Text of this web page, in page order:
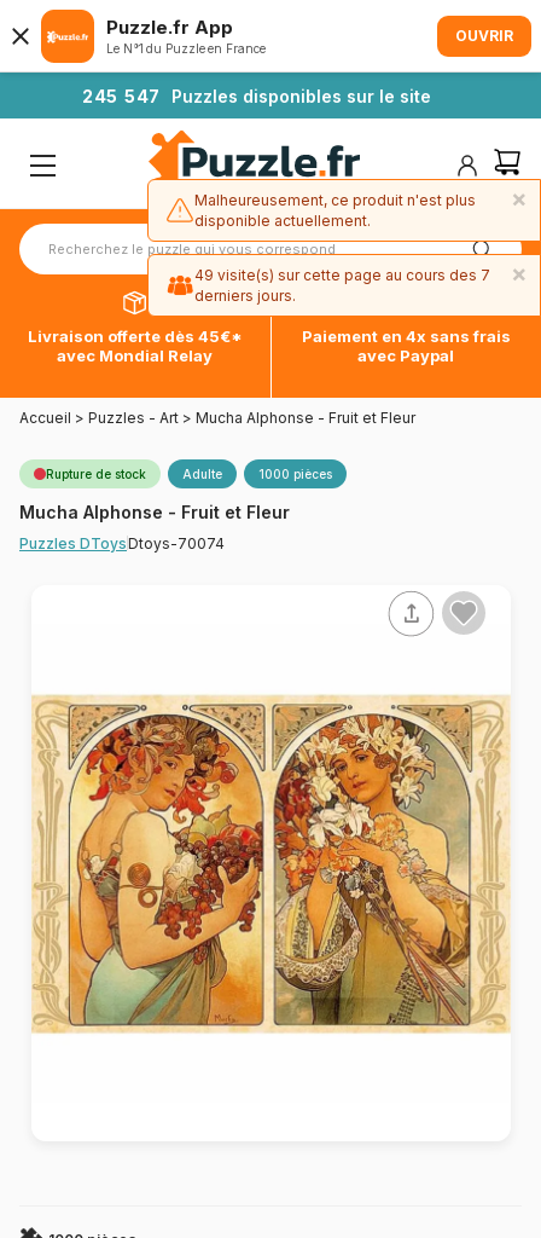
245 547 Puzzles disponibles sur le site
Livraison offerte dès 45€*
avec Mondial Relay
Paiement en 4x sans frais
avec Paypal
Accueil > Puzzles - Art > Mucha Alphonse - Fruit et Fleur
Rupture de stock Adulte 1000 pièces
Mucha Alphonse - Fruit et Fleur
Puzzles DToysDtoys-70074
Puzzle.fr App
Le N°1 du Puzzle en France
OUVRIR
×
Malheureusement, ce produit n'est plus
disponible actuellement.
×
49 visite(s) sur cette page au cours des 7
derniers jours.